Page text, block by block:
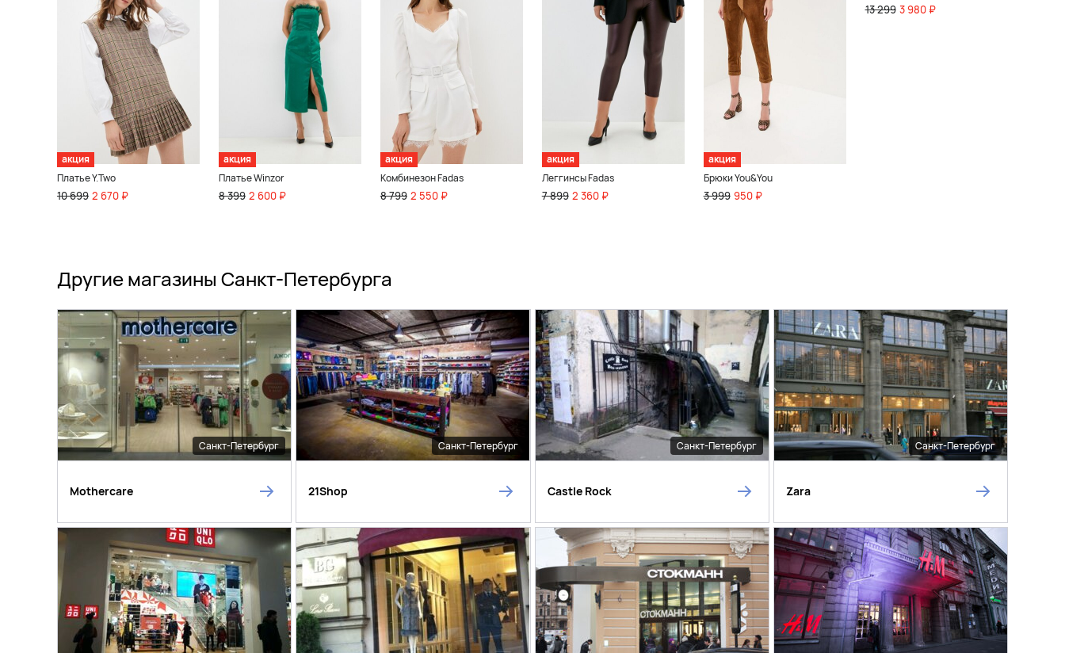
акция
Платье Y.Two
10 699 2 670 ₽
акция
Платье Winzor
8 399 2 600 ₽
акция
Комбинезон Fadas
8 799 2 550 ₽
акция
Леггинсы Fadas
7 899 2 360 ₽
акция
Брюки You&You
3 999 950 ₽
13 299 3 980 ₽
Другие магазины Санкт-Петербурга
Санкт-Петербург
Mothercare
Санкт-Петербург
21Shop
Санкт-Петербург
Castle Rock
Санкт-Петербург
Zara